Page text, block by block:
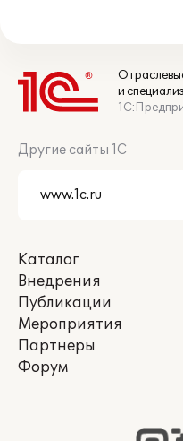
и
Другие сайты 1С
Каталог
Внедрения
Публикации
Мероприятия
Партнеры
Форум